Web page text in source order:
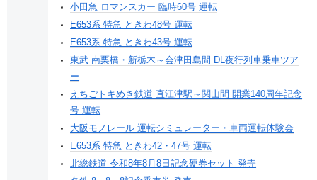
小田急 ロマンスカー 臨時60号 運転
E653系 特急 ときわ48号 運転
E653系 特急 ときわ43号 運転
東武 南栗橋・新栃木～会津田島間 DL夜行列車乗車ツア
ー
えちごトキめき鉄道 直江津駅～関山間 開業140周年記念
号 運転
大阪モノレール 運転シミュレーター・車両運転体験会
E653系 特急 ときわ42・47号 運転
北総鉄道 令和8年8月8日記念硬券セット 発売